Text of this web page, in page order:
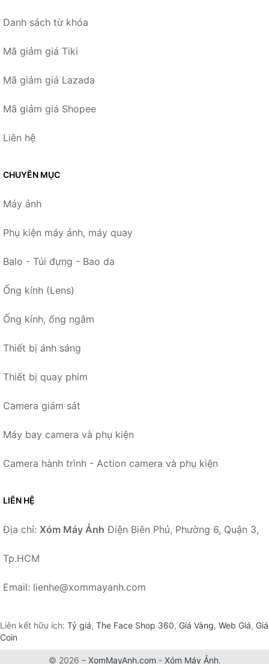
Danh sách từ khóa
Mã giảm giá Tiki
Mã giảm giá Lazada
Mã giảm giá Shopee
Liên hệ
CHUYÊN MỤC
Máy ảnh
Phụ kiện máy ảnh, máy quay
Balo - Túi đựng - Bao da
Ống kính (Lens)
Ống kính, ống ngắm
Thiết bị ánh sáng
Thiết bị quay phim
Camera giám sát
Máy bay camera và phụ kiện
Camera hành trình - Action camera và phụ kiện
LIÊN HỆ
Địa chỉ: Xóm Máy Ảnh Điện Biên Phủ, Phường 6, Quận 3,
Tp.HCM
Email: lienhe@xommayanh.com
Liên kết hữu ích: Tỷ giá, The Face Shop 360, Giá Vàng, Web Giá, Giá
Coin
© 2026 – XomMayAnh.com - Xóm Máy Ảnh.